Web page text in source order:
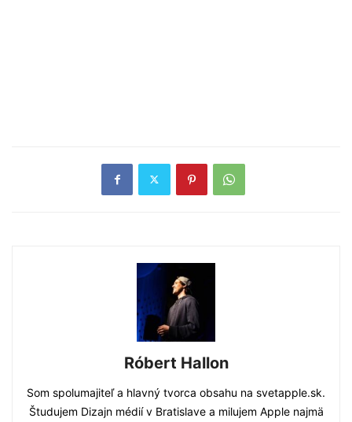
Róbert Hallon
Som spolumajiteľ a hlavný tvorca obsahu na svetapple.sk.
Študujem Dizajn médií v Bratislave a milujem Apple najmä